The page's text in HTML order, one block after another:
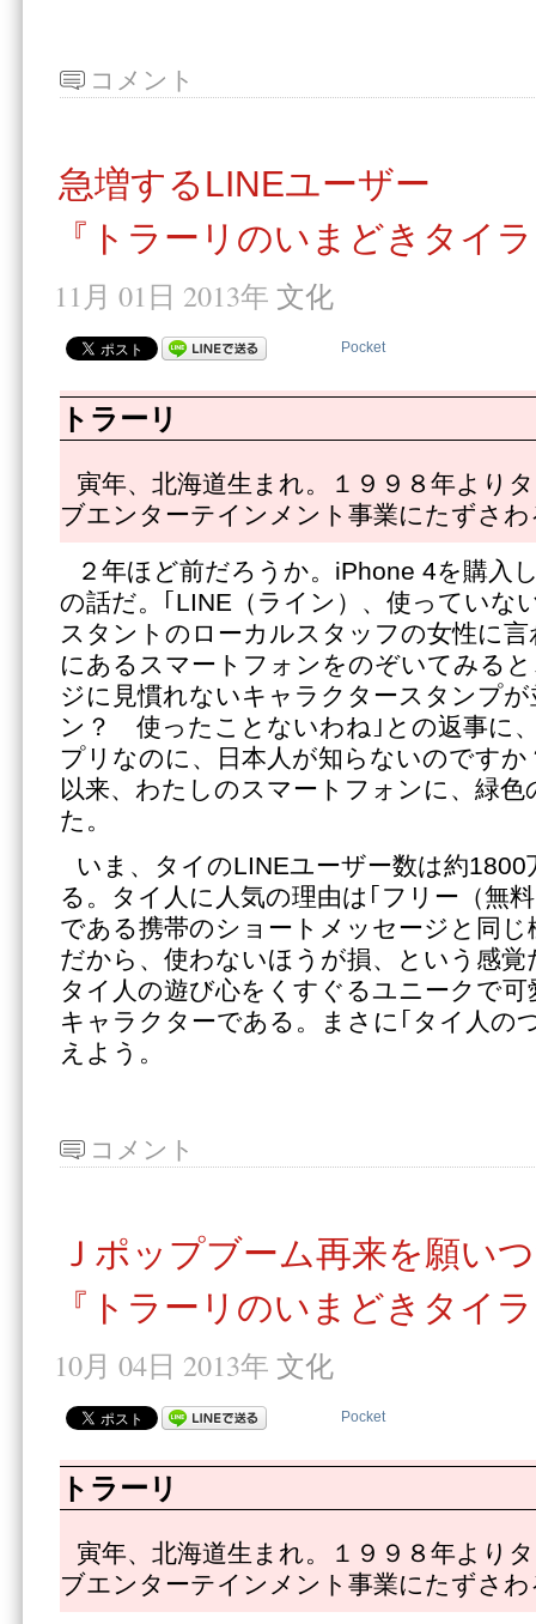
コメント
急増するLINEユーザー
『トラーリのいまどきタイ
11月 01日 2013年 文化
Pocket
トラーリ
寅年、北海道生まれ。１９９８年より
ブエンターテインメント事業にたずさわ
２年ほど前だろうか。iPhone 4を購入
の話だ。｢LINE（ライン）、使っていな
スタントのローカルスタッフの女性に
にあるスマートフォンをのぞいてみる
ジに見慣れないキャラクタースタンプ
ン？ 使ったことないわね｣との返事に
プリなのに、日本人が知らないのです
以来、わたしのスマートフォンに、緑
た。
いま、タイのLINEユーザー数は約
る。タイ人に人気の理由は｢フリー（無
である携帯のショートメッセージと同
だから、使わないほうが損、という感
タイ人の遊び心をくすぐるユニークで
キャラクターである。まさに｢タイ人の
えよう。
コメント
Ｊポップブーム再来を願い
『トラーリのいまどきタイ
10月 04日 2013年 文化
Pocket
トラーリ
寅年、北海道生まれ。１９９８年より
ブエンターテインメント事業にたずさわ